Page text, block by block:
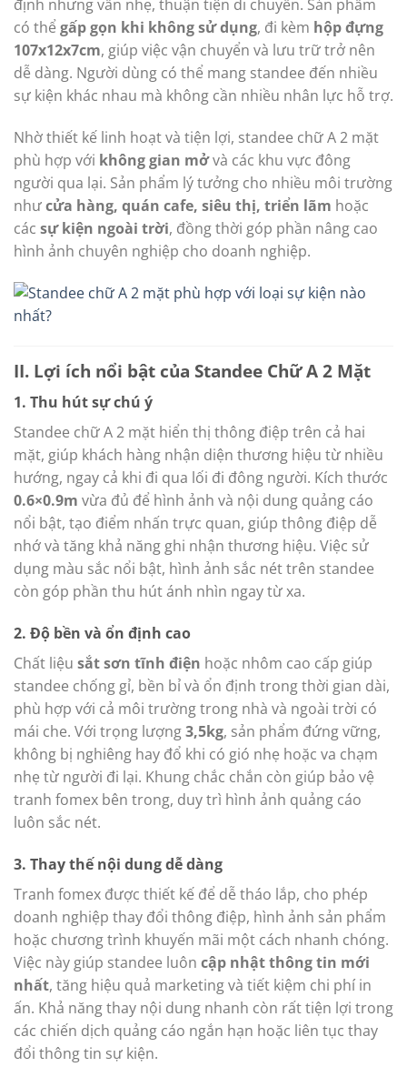
định nhưng vẫn nhẹ, thuận tiện di chuyển. Sản phẩm
có thểgấp gọn khi không sử dụng, đi kèm hộp đựng
107x12x7cm, giúp việc vận chuyển và lưu trữ trở nên
dễ dàng. Người dùng có thể mang standee đến nhiều
sự kiện khác nhau mà không cần nhiều nhân lực hỗ trợ.
Nhờ thiết kế linh hoạt và tiện lợi, standee chữ A 2 mặt
phù hợp với không gian mởvà các khu vực đông
người qua lại. Sản phẩm lý tưởng cho nhiều môi trường
nhưcửa hàng, quán cafe, siêu thị, triển lãm hoặc
các sự kiện ngoài trời, đồng thời góp phần nâng cao
hình ảnh chuyên nghiệp cho doanh nghiệp.
II. Lợi ích nổi bật của Standee Chữ A 2 Mặt
1. Thu hút sự chú ý
Standee chữ A 2 mặt hiển thị thông điệp trên cả hai
mặt, giúp khách hàng nhận diện thương hiệu từ nhiều
hướng, ngay cả khi đi qua lối đi đông người. Kích thước
0.6×0.9m vừa đủ để hình ảnh và nội dung quảng cáo
nổi bật, tạo điểm nhấn trực quan, giúp thông điệp dễ
nhớ và tăng khả năng ghi nhận thương hiệu. Việc sử
dụng màu sắc nổi bật, hình ảnh sắc nét trên standee
còn góp phần thu hút ánh nhìn ngay từ xa.
2. Độ bền và ổn định cao
Chất liệu sắt sơn tĩnh điện hoặc nhôm cao cấp giúp
standee chống gỉ, bền bỉ và ổn định trong thời gian dài,
phù hợp với cả môi trường trong nhà và ngoài trời có
mái che. Với trọng lượng3,5kg, sản phẩm đứng vững,
không bị nghiêng hay đổ khi có gió nhẹ hoặc va chạm
nhẹ từ người đi lại. Khung chắc chắn còn giúp bảo vệ
tranh fomex bên trong, duy trì hình ảnh quảng cáo
luôn sắc nét.
3. Thay thế nội dung dễ dàng
Tranh fomex được thiết kế để dễ tháo lắp, cho phép
doanh nghiệp thay đổi thông điệp, hình ảnh sản phẩm
hoặc chương trình khuyến mãi một cách nhanh chóng.
Việc này giúp standee luôn cập nhật thông tin mới
nhất, tăng hiệu quả marketing và tiết kiệm chi phí in
ấn. Khả năng thay nội dung nhanh còn rất tiện lợi trong
các chiến dịch quảng cáo ngắn hạn hoặc liên tục thay
đổi thông tin sự kiện.